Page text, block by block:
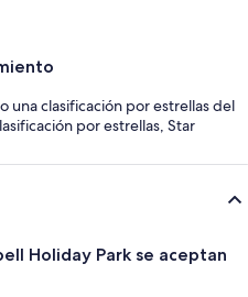
una clasificación por estrellas del
por estrellas, Star
Holiday Park se aceptan